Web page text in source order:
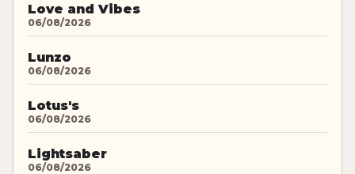
Love and Vibes
06/08/2026
Lunzo
06/08/2026
Lotus's
06/08/2026
Lightsaber
06/08/2026